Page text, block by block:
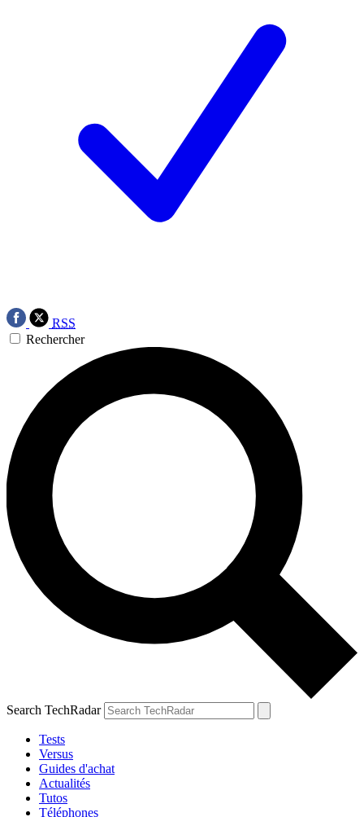
RSS
Rechercher
Search TechRadar
Tests
Versus
Guides d'achat
Actualités
Tutos
Téléphones